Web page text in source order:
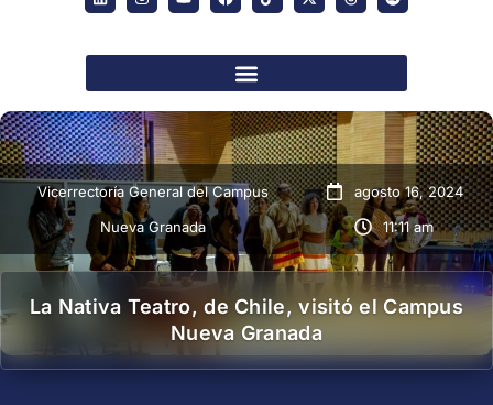
Vicerrectoría General del Campus
Nueva Granada
agosto 16, 2024
11:11 am
La Nativa Teatro, de Chile, visitó el Campus
Nueva Granada